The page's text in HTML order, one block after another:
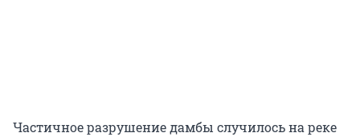
Частичное разрушение дамбы случилось на реке